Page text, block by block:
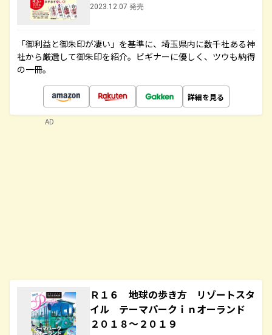
2023.12.07 発売
「御利益と御朱印が凄い」を基準に、埼玉県内に数千社ある神
社から厳選して御朱印を紹介。ビギナーに優しく、ツウも納得
の一冊。
詳細を見る
Ｒ１６ 地球の歩き方 リゾートスタ
イル テーマパークｉｎオーランド
２０１８～２０１９
AD